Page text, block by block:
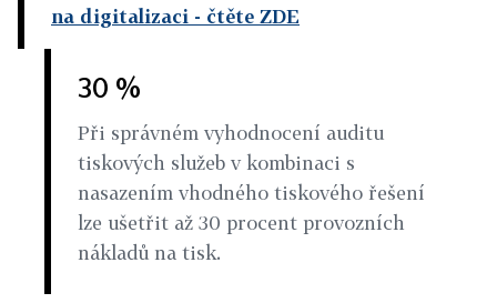
na digitalizaci - čtěte ZDE
30 %
Při správném vyhodnocení auditu
tiskových služeb v kombinaci s
nasazením vhodného tiskového řešení
lze ušetřit až 30 procent provozních
nákladů na tisk.